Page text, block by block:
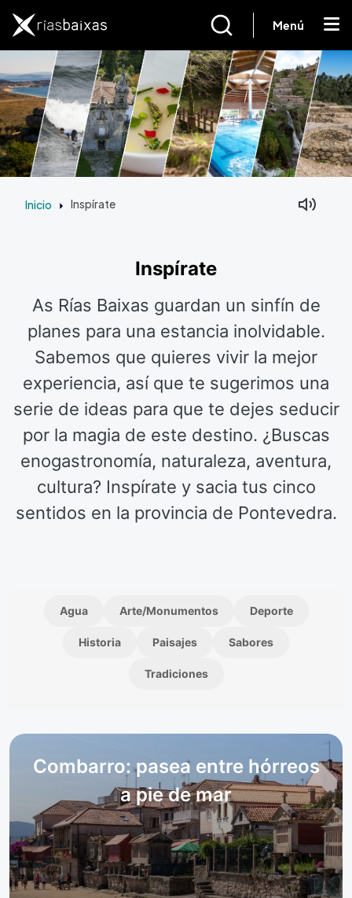
Menú
Inicio Inspírate
Inspírate
As Rías Baixas guardan un sinfín de
planes para una estancia inolvidable.
Sabemos que quieres vivir la mejor
experiencia, así que te sugerimos una
serie de ideas para que te dejes seducir
por la magia de este destino. ¿Buscas
enogastronomía, naturaleza, aventura,
cultura? Inspírate y sacia tus cinco
sentidos en la provincia de Pontevedra.
Agua Arte/Monumentos Deporte
Historia Paisajes Sabores
Tradiciones
Combarro: pasea entre hórreos
a pie de mar